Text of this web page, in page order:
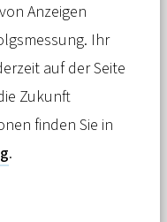
für Fach-
zu halten,
Anzeigen
Ihr
auf der Seite
Zukunft
finden Sie in
.